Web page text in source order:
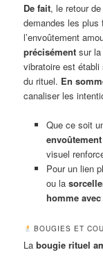
De fait, le retour
demandes les
l’envoûtement
précisément sur
vibratoire est établi
du rituel. En
canaliser les
Que ce soit
visuel
Pour un lien
ou la
homme
BOUGIES ET
Labougie rituel